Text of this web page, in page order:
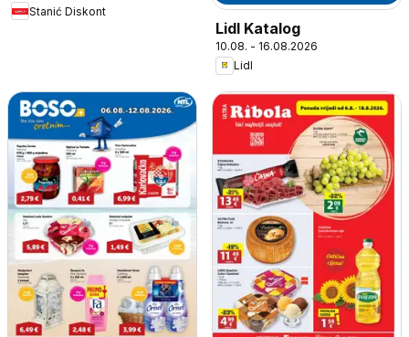
Stanić Diskont
Lidl Katalog
10.08. - 16.08.2026
Lidl